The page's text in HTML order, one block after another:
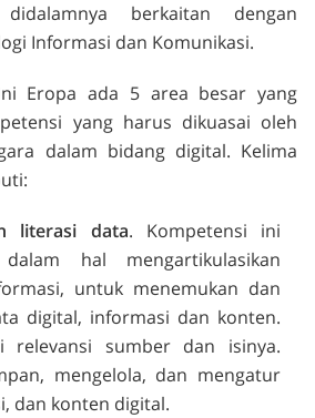
berkaitan dengan
Informasi dan Komunikasi.
Eropa ada 5 area besar yang
yang harus dikuasai oleh
dalam bidang digital. Kelima
literasi data. Kompetensi ini
dalam hal mengartikulasikan
untuk menemukan dan
digital, informasi dan konten.
relevansi sumber dan isinya.
mengelola, dan mengatur
dan konten digital.